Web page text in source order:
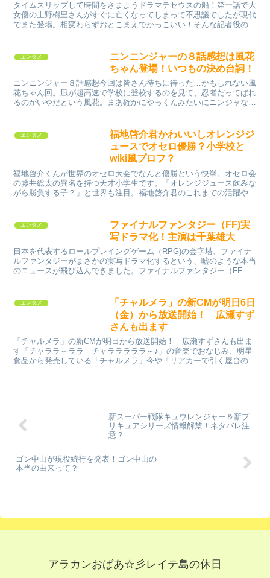
タイムスリップして時間をさまようドラマテセウスの船！第一話で大
女優の上野樹里さんがすぐに亡くなってしまって不思議でしたが現代
でまた登場。相変わらずおとこまえでかっこいい！そんな記者役の上
エンタメ
ニンニンジャーの８話感想は風花
ちゃん登場！いつもの決め台詞！
ニンニンジャー８話感想今回は皆さん待ちに待った…かもしれない風
花ちゃん回。凪が超高速で学校に登校するのを見て、忍者だってばれ
るのがいやだという風花。まあ確かにやっくんみたいにニンジャなん
エンタメ
福地啓介君かわいいしオレンジジ
ュースでオセロ優勝？小学校と
wiki風プロフ？
福地啓介くんが世界のオセロ大会でなんと優勝という快挙。オセロ会
の藤井総太の異名を持つ天才小学生です。「オレンジジュース飲みな
がら勝負する子？」と世界も注目。福地啓介君のこれまでの活躍や日
エンタメ
ファイナルファンタジー（FF)実
写ドラマ化！主演は千葉雄大
日本を代表するロールプレイングゲーム（RPG)の金字塔、ファイナ
ルファンタジーがまさかの実写ドラマ化するという、嘘のような本当
のニュースが飛び込んできました。ファイナルファンタジー（FF）
エンタメ
「チャルメラ」の新CMが明日6日
（金）から放送開始！ 広瀬すず
さんも出ます
「チャルメラ」の新CMが明日から放送開始！ 広瀬すずさんも出ま
す「チャララ～ララ チャラララララ～♪」の音楽でおなじみ、明星
食品から発売している「チャルメラ」今や「リアカーで引く屋台のラ
新スーパー戦隊キュウレンジャー＆新プ
リキュアシリーズ情報解禁！ネタバレ注
意？
ゴン中山が現役続行を発表！ゴン中山の
本当の由来って？
アラカンおばあ☆彡レイテ島の休日